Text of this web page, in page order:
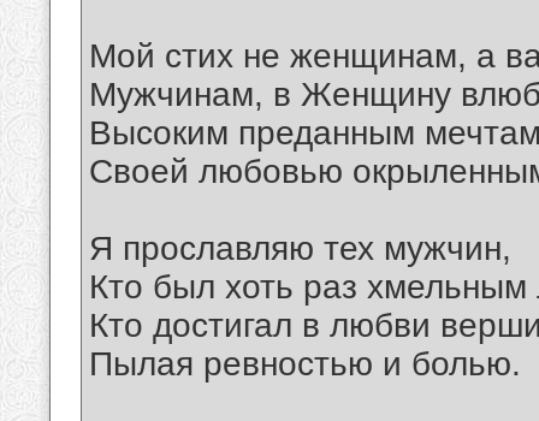
Мой стих не женщинам, а
Мужчинам, в Женщину
Высоким преданным
Своей любовью
Я прославляю тех мужчин,
Кто был хоть раз
Кто достигал в любви
Пылая ревностью и болью.